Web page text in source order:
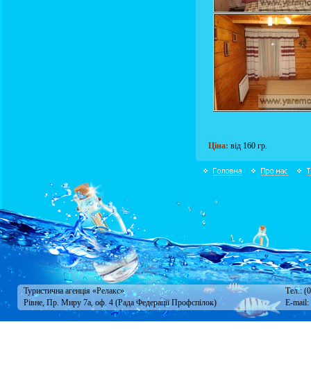
Ціна: від 160 гр.
Туристична агенція «Релакс»
Тел.:
Рівне, Пр. Миру 7а, оф. 4 (Рада Федерації Профспілок)
E-mail: